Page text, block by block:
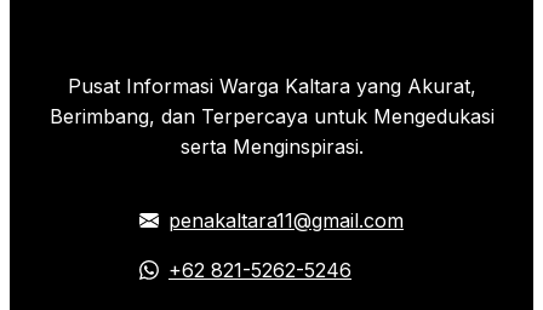
Pusat Informasi Warga Kaltara yang Akurat,
Berimbang, dan Terpercaya untuk Mengedukasi
serta Menginspirasi.
penakaltara11@gmail.com
+62 821-5262-5246